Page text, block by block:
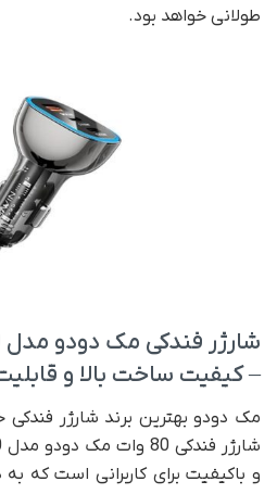
طولانی خواهد بود.
– کیفیت ساخت بالا و
مک دودو بهترین برند شارژر فندکی
و باکیفیت برای کاربرانی است که